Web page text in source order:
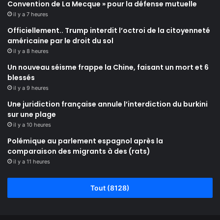
Convention de La Mecque » pour la défense mutuelle
il y a 7 heures
Officiellement.. Trump interdit l’octroi de la citoyenneté
américaine par le droit du sol
il y a 8 heures
Un nouveau séisme frappe la Chine, faisant un mort et 6
blessés
il y a 9 heures
Une juridiction française annule l’interdiction du burkini
sur une plage
il y a 10 heures
Polémique au parlement espagnol après la
comparaison des migrants à des (rats)
il y a 11 heures
Tout (8128)